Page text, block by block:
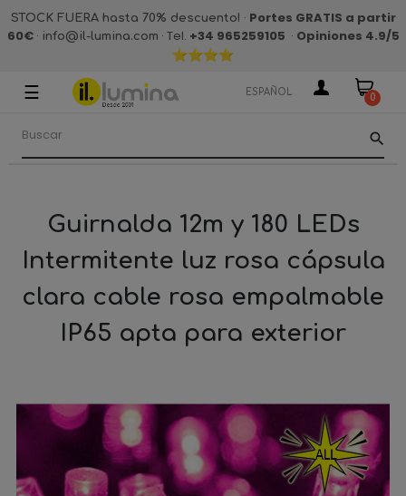
STOCK FUERA hasta 70% descuento! · Portes GRATIS a partir
60€· info@il-lumina.com · Tel. +34 965259105 · Opiniones 4.9/5
Navegación
palanca
☰ ESPAÑOL 0
search
Guirnalda 12m y 180 LEDs
Intermitente luz rosa cápsula
clara cable rosa empalmable
IP65 apta para exterior